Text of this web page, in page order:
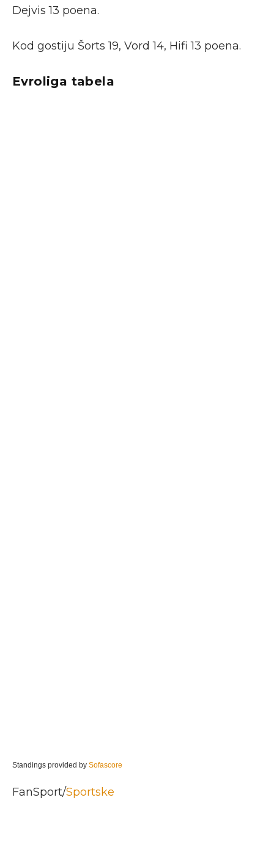
Dejvis 13 poena.
Kod gostiju Šorts 19, Vord 14, Hifi 13 poena.
Evroliga tabela
Standings provided by Sofascore
FanSport/Sportske